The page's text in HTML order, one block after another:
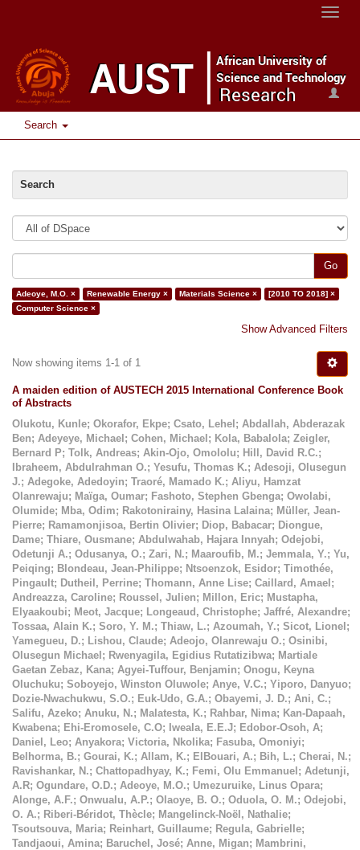
Toggle
Search
Search
Go
Adeoye, M.O. × Renewable Energy × Materials Science ×
[2010 TO 2018] ×
Computer Science ×
Show Advanced Filters
Now showing items 1-1 of 1
A maiden edition of AUSTECH 2015 International Conference Book
of Abstracts
Olukotu, Kunle; Okorafor, Ekpe; Csato, Lehel ; Abdallah, Abderazak
Ben; Adeyeye, Michael ; Cohen, Michael ; Kola, Babalola; Zeigler,
Bernard P; Tolk, Andreas; Akin-Ojo, Omololu; Hill, David R.C.;
Ibraheem, Abdulrahman O.; Yesufu, Thomas K.; Adesoji, Olusegun
J.; Adegoke, Adedoyin; Traoré, Mamado K.; Aliyu, Hamzat
Olanrewaju; Maïga, Oumar; Fashoto, Stephen Gbenga; Owolabi,
Olumide; Mba, Odim; Rakotonirainy, Hasina Lalaina; Müller, Jean-
Pierre; Ramamonjisoa, Bertin Olivier; Diop, Babacar; Diongue,
Dame; Thiare, Ousmane; Abdulwahab, Hajara Innyah; Odejobi,
Odetunji A.; Odusanya, O.; Zari, N.; Maaroufib, M.; Jemmala, Y.; Yu,
Peiqing; Blondeau, Jean-Philippe; Ntsoenzok, Esidor; Timothée,
Pingault; Dutheil, Perrine; Thomann, Anne Lise; Caillard, Amael ;
Andreazza, Caroline; Roussel, Julien; Millon, Eric; Mustapha,
Elyaakoubi; Meot, Jacque; Longeaud, Christophe; Jaffré, Alexandre;
Tossaa, Alain K.; Soro, Y. M.; Thiaw, L.; Azoumah, Y.; Sicot, Lionel ;
Yamegueu, D.; Lishou, Claude; Adeojo, Olanrewaju O.; Osinibi,
Olusegun Michael ; Rwenyagila, Egidius Rutatizibwa; Martiale
Gaetan Zebaz, Kana; Agyei-Tuffour, Benjamin; Onogu, Keyna
Oluchuku; Soboyejo, Winston Oluwole; Anye, V.C.; Yiporo, Danyuo;
Dozie-Nwachukwu, S.O.; Euk-Udo, G.A.; Obayemi, J. D.; Ani, C.;
Salifu, Azeko; Anuku, N.; Malatesta, K.; Rahbar, Nima; Kan-Dapaah,
Kwabena; Ehi-Eromosele, C.O; Iweala, E.E.J; Edobor-Osoh, A;
Daniel, Leo; Anyakora; Victoria, Nkolika; Fasuba, Omoniyi;
Belhorma, B.; Gourai, K.; Allam, K.; ElBouari, A.; Bih, L.; Cherai, N.;
Ravishankar, N.; Chattopadhyay, K.; Femi, Olu Emmanuel ; Adetunji,
A.R; Ogundare, O.D.; Adeoye, M.O.; Umezuruike, Linus Opara;
Alonge, A.F.; Onwualu, A.P.; Olaoye, B. O.; Oduola, O. M.; Odejobi,
O. A.; Riberi-Béridot, Thècle; Mangelinck-Noël, Nathalie;
Tsoutsouva, Maria; Reinhart, Guillaume; Regula, Gabrielle;
Tandjaoui, Amina; Baruchel, José; Anne, Migan; Mambrini,